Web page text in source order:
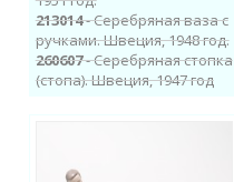
213014- Серебряная ваза с
ручками. Швеция, 1948 год.
260607- Серебряная стопка
(стопа). Швеция, 1947 год